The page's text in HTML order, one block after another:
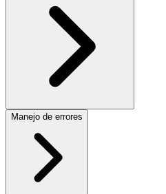
Manejo de errores